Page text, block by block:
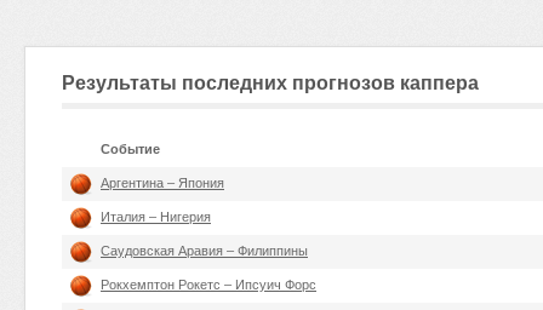
Результаты последних прогнозов каппера
Событие
Аргентина – Япония
Италия – Нигерия
Саудовская Аравия – Филиппины
Рокхемптон Рокетс – Ипсуич Форс